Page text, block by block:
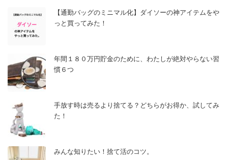
【通勤バッグのミニマル化】ダイソーの神アイテムをや
っと買ってみた！
年間１８０万円貯金のために、わたしが絶対やらない習
慣６つ
手放す時は売るより捨てる？どちらがお得か、試してみ
た！
みんな知りたい！捨て活のコツ。